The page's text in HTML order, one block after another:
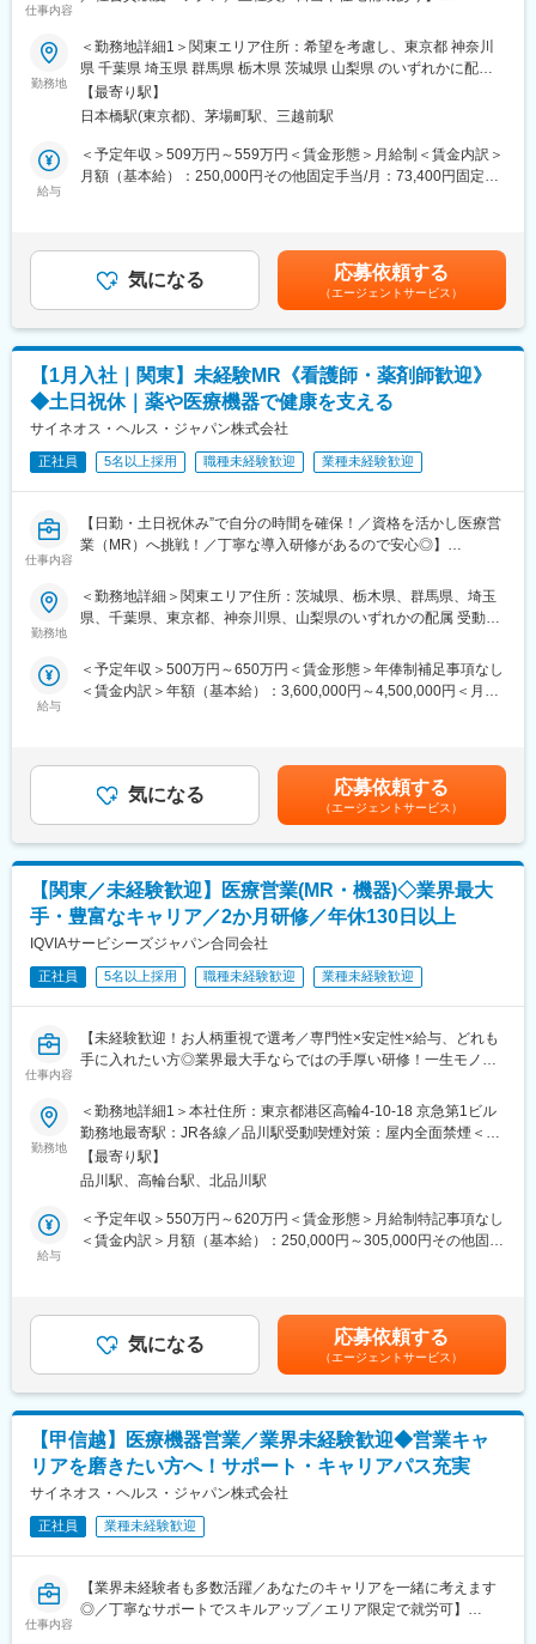
けながら実務習得
▽キャリア形成（MR経験者スペシャリスト・管理職や本社管理職
へのキャリアアップ＆キャリアチェンジの可能性アリ）
■充実した研修制度
・入社後3ヶ月は研修に専念（基礎から習得）
・全員未経験入社！同期とスタートできる環境
・外勤手当（1日1,500円）
・社宅制度（家賃60％会社負担）※条件あり
■当社の特徴
研修終了後は各製薬メーカーのプロジェクトに配属される『コン
クラクトMR』。配属期間は平均2～3年程。新薬を中心にプロジ
ェクトが豊富にあり、成長機会が広がります。
■豊富なキャリアパス
がんや希少疾患の医薬品担当など専門性を深めるキャリアや、マ
ネジメント・人材育成など多様なキャリアパスが可能。
また、医薬品という景気に左右されにくい分野で専門知識が身に
変更の範囲：会社の定める業務
仕事内容
★本ポジションは、未経験から医療業界で活躍できます！
・医療を通じて社会に貢献したい
・仕事を通じて学びを深め自己の成長を実感したい
・専門職として知識、技能を身に付けたい
・内資系の安定企業で働きたい
という方にはおススメです！
＜2人に1人は未経験入社、75%は異業種からの転職者です＞
品に関する情報提供を行います。
医薬品は「どの成分に、どのような効果があって、誰に使うと良
いのか」などの情報が付加されて、初めて効果的に使うことがで
きます。医師への適切な医薬品情報の提供を通じて、患者さんの
治療、地域医療課題に貢献することができます。
■安心の研修体制：
・入社から3か月間：座学研修（導入教育）のみ
└医薬品や医療業界、営業方法についての知識を身につけます。
・導入教育終了後は、Web講義、e-Learning、集合研修を組み合
わせて行う、MR認定試験に100％を担保する対策講座がありま
・現場配属後も月1回以上の面談を設けており、成果を出すための
フォロー体制を整えております。
営業職が目指せます。
にくく、安定した売上を誇っています。
・当社は、東証プライム上場以来、10期連続で増収中のクオール
グループに属しており、主力事業を担っています。
＜社会貢献度の高さ＞
自身の売上・営業活動が患者さんのQOLの向上や病気から救うこ
とに繋がるため、やりがいをもって営業できます。
＜頑張りは適切に評価＞
成果に応じた評価制度が整っており、頑張り次第で大幅な年収UP
も目指せます。
■福利厚生（転勤を伴う場合）：
＜社宅制度（法人契約）＞
・入居時の引越し費用：会社負担（会社指定業者）
変更の範囲：会社の定める業務
勤務地
＜勤務地詳細1＞関東エリア住所：希望を考慮し、東京都 神奈川
県 千葉県 埼玉県 群馬県 栃木県 茨城県 山梨県 のいずれかに配属
致します。受動喫煙対策：屋内全面禁煙＜勤務地詳細2＞本社住
所：東京都中央区日本橋2-14-1 フロントプレイス日本橋勤務地最
更の範囲：会社の定める事業所
【最寄り駅】
日本橋駅(東京都)、茅場町駅、三越前駅
給与
＜予定年収＞509万円～559万円＜賃金形態＞月給制＜賃金内訳＞
月額（基本給）：250,000円その他固定手当/月：73,400円固定残
どを考慮し、規定により決定します。※年収の他に別途日当（月額
3～4万円）・諸手当有昇給：年1回★頑張りに応じて年収UP★赴
任先の評価次第で大幅に年収をUPできます。（年2回業績給改
定）賃金はあくまでも目安の金額であり、選考を通じて上下する
可能性があります。月給(月額)は固定手当を含めた表記です。
気になる 応募依頼する
（エージェントサービス）
【1月入社｜関東】未経験MR《看護師・薬剤師歓迎》
◆土日祝休｜薬や医療機器で健康を支える
サイネオス・ヘルス・ジャパン株式会社
正社員 5名以上採用 職種未経験歓迎 業種未経験歓迎
仕事内容
【日勤・土日祝休み”で自分の時間を確保！／資格を活かし医療営
業（MR）へ挑戦！／丁寧な導入研修があるので安心◎】
《資格と想いがあれば活躍できる！》
「誰かのためになる仕事がしたい」「社会貢献につながる仕事を
したい」という想いがあればOK！当社には、臨床経験を活かして
ます。
これまでの経験を活かして新たなフィールドで活躍したい方を歓
■夜勤なし！日勤・土日祝休みで働き方改善・ワークライフバラン
スの両立が叶う！
■明確な評価制度あり！自身の成果や頑張りが客観的に評価され、
年収に反映されます。また、在籍年数が増えると永年勤続報奨金
や四半期一時金などの手当もアップします。つまり、やりがいや
努力がきちんと報われる報酬制度になっています。
《丁寧な研修・支援体制で成長を応援！》
入社後は2カ月間の研修制度がありますので、未経験の方も安心し
てご応募ください！同期社員と一緒に集中的に研修を行い、その
また、配属後も一人ひとりの知識とスキルレベルを上げるために
様々な研修をご用意しています。
《あなたの想いを実現する豊富なキャリアプランとサポート体
制！》
志向性やその時の環境に応じてや「１つの領域で専門性を高め
る」「幅広い疾患をカバーできるオールラウンダーになる」「本
社部門（マネージャー、研修部門など）へのキャリアチェンジ」
など幅広いキャリアプランがあります。また、弊社のマネージャ
ーのほとんどは、MRからキャリアをチェンジしているメンバーで
《職種に関して》
■MRとは主に医師や薬剤師等へ、担当製品の情報提供を行いま
す。担当施設の患者様に応じた情報提供や、担当製品の処方後の
変更の範囲：会社の定める業務
勤務地
＜勤務地詳細＞関東エリア住所：茨城県、栃木県、群馬県、埼玉
県、千葉県、東京都、神奈川県、山梨県のいずれかの配属 受動喫
給与
＜予定年収＞500万円～650万円＜賃金形態＞年俸制補足事項なし
＜賃金内訳＞年額（基本給）：3,600,000円～4,500,000円＜月額
動・四半期一時金：10万円（四半期に1回、10万円程度支給）※た
だし支給条件有。他、永続勤務報奨金（3年勤務5万円支給、5年
勤務10万円…）ございます。賃金はあくまでも目安の金額であ
り、選考を通じて上下する可能性があります。月給(月額)は固定手
当を含めた表記です。
気になる 応募依頼する
（エージェントサービス）
【関東／未経験歓迎】医療営業(MR・機器)◇業界最大
手・豊富なキャリア／2か月研修／年休130日以上
IQVIAサービシーズジャパン合同会社
正社員 5名以上採用 職種未経験歓迎 業種未経験歓迎
仕事内容
【未経験歓迎！お人柄重視で選考／専門性×安定性×給与、どれも
手に入れたい方◎業界最大手ならではの手厚い研修！一生モノの
パス豊富】
＼そもそも「MR」とは？／
「医薬情報提供者」と呼ばれる専門資格を取得して活動する営業
職です。IQVIAのお客様である国内医薬品メーカーにて、医薬品の
営業活動を行っていただきます。
人々の命を守る商材に携わるため、社会貢献性と安定性を兼ね備
まずはご入社から2か月間MR導入研修を受講し、MR資格を取得
していただきます。
資格取得と聞くとハードルが高く思われる方もいるかもしれませ
文理問わず一から学べる環境を整えているため、専門知識は入社
後に身に付ける意欲があれば問題ございません。
社員の活躍事例についての詳細は、是非こちらのURLも併せてご
覧ください。
https://healthcarecareerpark.iqvia.com/
■具体的な業務
すでに取引のある病院の医師や薬剤師に向け、医薬品の効果や副
作用・適切な使用方法などの情報を提供し、薬剤のプロモーショ
ン活動を行っていただきます。メインの業務は情報提供となるた
勤務地
＜勤務地詳細1＞本社住所：東京都港区高輪4-10-18 京急第1ビル
勤務地最寄駅：JR各線／品川駅受動喫煙対策：屋内全面禁煙＜勤
務地詳細2＞関東エリア住所：関東(東京都、神奈川県、千葉県、
埼玉県、群馬県、茨城県)/選考を通じて決定します。 受動喫煙対
ずる）変更の範囲：会社の定める事業所
【最寄り駅】
品川駅、高輪台駅、北品川駅
給与
＜予定年収＞550万円～620万円＜賃金形態＞月給制特記事項なし
＜賃金内訳＞月額（基本給）：250,000円～305,000円その他固定
手当支給する。【補足】プロジェクト稼働手当(35,000円)、外勤
日当（1日1,500円／外勤3.5時間以上）■変動賞与制（6月・12
月・3月）※平均実績6ヶ月分■インセンティブ：3月（対象者）賃
金はあくまでも目安の金額であり、選考を通じて上下する可能性
があります。月給(月額)は固定手当を含めた表記です。
気になる 応募依頼する
（エージェントサービス）
【甲信越】医療機器営業／業界未経験歓迎◆営業キャ
リアを磨きたい方へ！サポート・キャリアパス充実
サイネオス・ヘルス・ジャパン株式会社
正社員 業種未経験歓迎
仕事内容
【業界未経験者も多数活躍／あなたのキャリアを一緒に考えます
◎／丁寧なサポートでスキルアップ／エリア限定で就労可】